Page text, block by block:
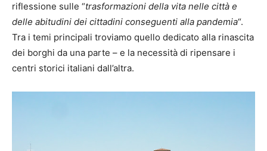
riflessione sulle “trasformazioni della vita nelle città e
delle abitudini dei cittadini conseguenti alla pandemia“.
Tra i temi principali troviamo quello dedicato alla rinascita
dei borghi da una parte – e la necessità di ripensare i
centri storici italiani dall’altra.